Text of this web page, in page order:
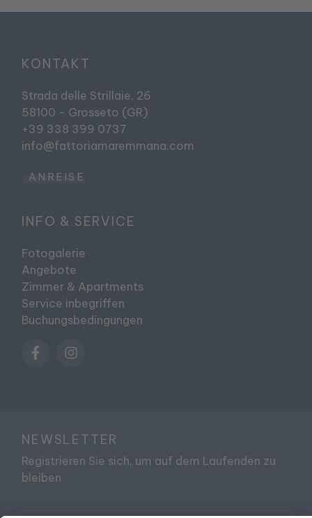
KONTAKT
Strada delle Strillaie, 26
58100 - Grosseto (GR)
+39 338 399 0737
info@fattoriamaremmana.com
ANREISE
INFO & SERVICE
Fotogalerie
Angebote
Zimmer & Apartments
Service inbegriffen
Buchungsbedingungen
NEWSLETTER
Registrieren Sie sich, um auf dem Laufenden zu
bleiben